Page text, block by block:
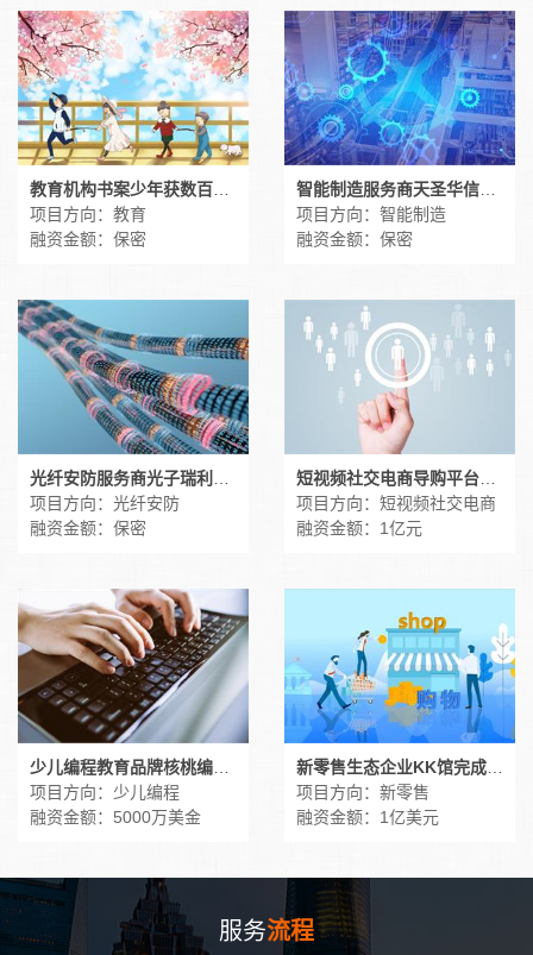
项目方向：教育
融资金额：保密
项目方向：智能制造
融资金额：保密
项目方向：光纤安防
融资金额：保密
项目方向：短视频社交电商
融资金额：1亿元
少儿编程教育品牌核桃编程获5000万美元融资
项目方向：少儿编程
融资金额：5000万美金
新零售生态企业KK馆完成1亿美元融资
项目方向：新零售
融资金额：1亿美元
服务流程